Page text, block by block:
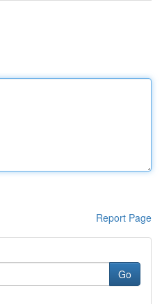
Report Page
Go